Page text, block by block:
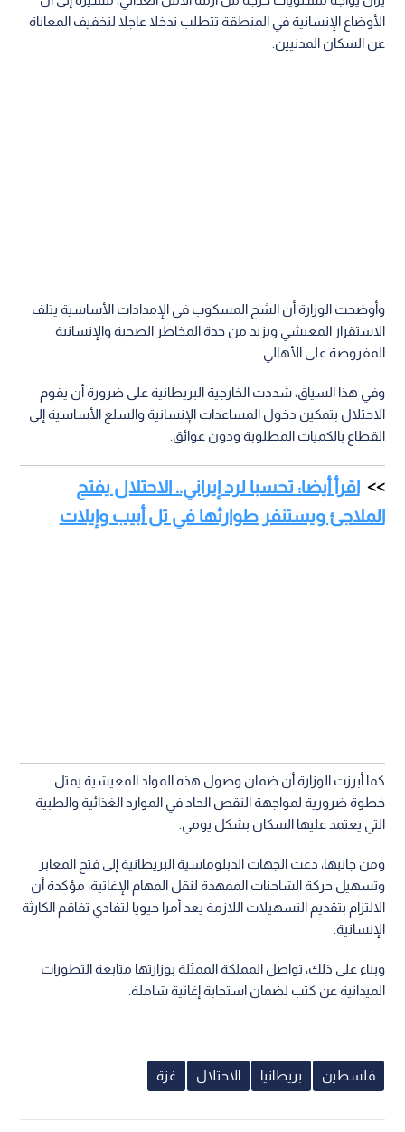
الأوضاع الإنسانية في المنطقة تتطلب تدخلا عاجلا لتخفيف المعاناة
عن السكان المدنيين.
وأوضحت الوزارة أن الشح المسكوب في الإمدادات الأساسية يتلف
الاستقرار المعيشي ويزيد من حدة المخاطر الصحية والإنسانية
المفروضة على الأهالي.
وفي هذا السياق، شددت الخارجية البريطانية على ضرورة أن يقوم
الاحتلال بتمكين دخول المساعدات الإنسانية والسلع الأساسية إلى
القطاع بالكميات المطلوبة ودون عوائق.
اقرأ أيضا: تحسبا لرد إيراني.. الاحتلال يفتح
الملاجئ ويستنفر طوارئها في تل أبيب وإيلات
كما أبرزت الوزارة أن ضمان وصول هذه المواد المعيشية يمثل
خطوة ضرورية لمواجهة النقص الحاد في الموارد الغذائية والطبية
التي يعتمد عليها السكان بشكل يومي.
ومن جانبها، دعت الجهات الدبلوماسية البريطانية إلى فتح المعابر
وتسهيل حركة الشاحنات الممهدة لنقل المهام الإغاثية، مؤكدة أن
الالتزام بتقديم التسهيلات اللازمة يعد أمرا حيويا لتفادي تفاقم الكارثة
الإنسانية.
وبناء على ذلك، تواصل المملكة الممثلة بوزارتها متابعة التطورات
الميدانية عن كثب لضمان استجابة إغاثية شاملة.
فلسطين بريطانيا الاحتلال غزة